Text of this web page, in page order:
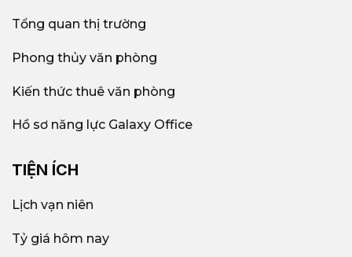
Tổng quan thị trường
Phong thủy văn phòng
Kiến thức thuê văn phòng
Hồ sơ năng lực Galaxy Office
TIỆN ÍCH
Lịch vạn niên
Tỷ giá hôm nay